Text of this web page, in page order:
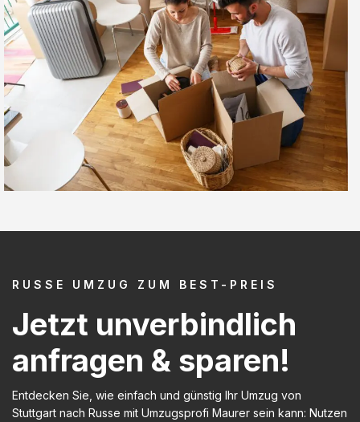
RUSSE UMZUG ZUM BEST-PREIS
Jetzt unverbindlich
anfragen & sparen!
Entdecken Sie, wie einfach und günstig Ihr Umzug von
Stuttgart nach Russe mit Umzugsprofi Maurer sein kann: Nutzen